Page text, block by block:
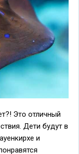
Это отличный
Дети будут в
и